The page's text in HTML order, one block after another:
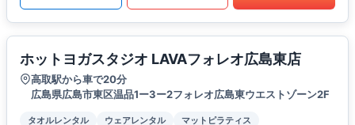
ホットヨガスタジオ LAVAフォレオ広島東店
高取駅から車で20分
広島県広島市東区温品1ー3ー2フォレオ広島東ウエストゾーン2F
タオルレンタル ウェアレンタル
マットピラティス